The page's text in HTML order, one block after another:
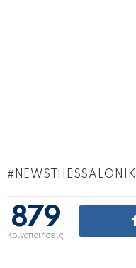
NEWSTHESSALONIKI
879
Κοινοποιήσεις